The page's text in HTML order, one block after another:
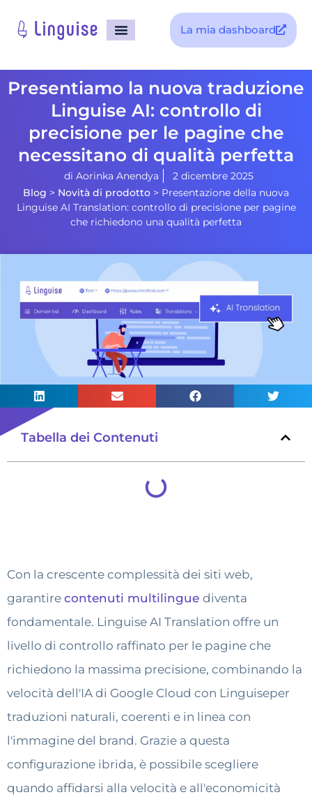
La mia dashboard
Presentiamo la nuova traduzione
Linguise AI: controllo di
precisione per le pagine che
necessitano di qualità perfetta
di Aorinka Anendya
2 dicembre 2025
Blog > Novità di prodotto > Presentazione della nuova
Linguise AI Translation: controllo di precisione per pagine
che richiedono una qualità perfetta
Tabella dei Contenuti
Con la crescente complessità dei siti web,
garantire contenuti multilingue diventa
fondamentale. Linguise AI Translation offre un
livello di controllo raffinato per le pagine che
richiedono la massima precisione, combinando la
velocità dell'IA di Google Cloud con Linguiseper
traduzioni naturali, coerenti e in linea con
l'immagine del brand. Grazie a questa
configurazione ibrida, è possibile scegliere
quando affidarsi alla velocità e all'economicità